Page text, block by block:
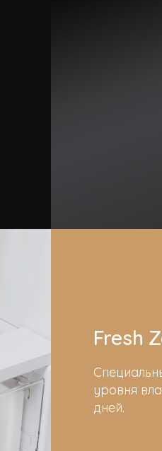
Fresh
уровня
дней.